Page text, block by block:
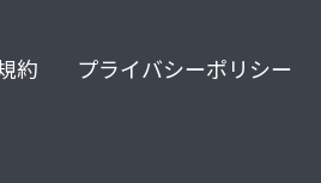
約 プライバシーポリシー